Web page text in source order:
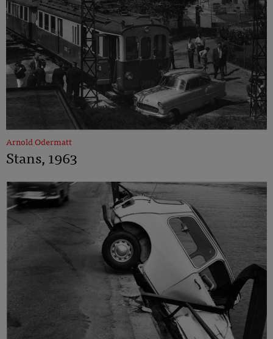
Arnold Odermatt
Stans, 1963